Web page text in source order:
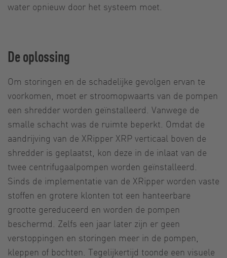
water opnieuw door het systeem moet.
De oplossing
Om storingen en de schadelijke gevolgen ervan te
voorkomen, moet er stroomopwaarts van de pompen
een shredder worden geïnstalleerd. Vanwege de
smalle schacht was de ruimte beperkt. Omdat de
aandrijving van de XRipper XRP verticaal boven de
shredder is geplaatst, kon deze in de inlaat van de
twee centrifugaalpompen worden geïnstalleerd.
Sinds de implementatie van de XRipper worden vaste
stoffen en grotere klonten tot een hanteerbare
grootte gereduceerd en worden de pompen
beschermd. Zelfs een jaar later zijn er geen
verstoppingen en storingen meer in de pompen,
kleppen of bochten. Tegelijkertijd toonde een visuele